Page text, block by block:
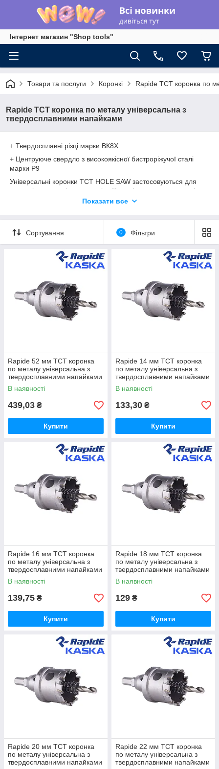
Інтернет магазин "Shop tools"
Товари та послуги Коронкі Rapide TCT коронка по
Rapide TCT коронка по металу універсальна з
твердосплавними напайками
+ Твердосплавні різці марки ВК8Х
+ Центруюче свердло з високоякісної бистроріжучої сталі
марки Р9
Універсальні коронки TCT HOLE SAW застосовуються для
свердління отворів в нержавіючій сталі, листовому металі,
міді, чавуні, дереві і пластиці. Оснащені твердогосплавними
найрізноманітнішими видами металів і сплавів. Коронка
оснащена центруючим свердлом та спеціальною пружиною
для легкого вилучення металевого шламу
Показати все
Сортування 0 Фільтри
Rapide 52 мм TCT коронка
по металу універсальна з
твердосплавними напайками
В наявності
439,03 ₴
Купити
Rapide 14 мм TCT коронка
по металу універсальна з
твердосплавними напайками
В наявності
133,30 ₴
Купити
Rapide 16 мм TCT коронка
по металу універсальна з
твердосплавними напайками
В наявності
139,75 ₴
Купити
Rapide 18 мм TCT коронка
по металу універсальна з
твердосплавними напайками
В наявності
129 ₴
Купити
Rapide 20 мм TCT коронка
по металу універсальна з
твердосплавними напайками
Rapide 22 мм TCT коронка
по металу універсальна з
твердосплавними напайками